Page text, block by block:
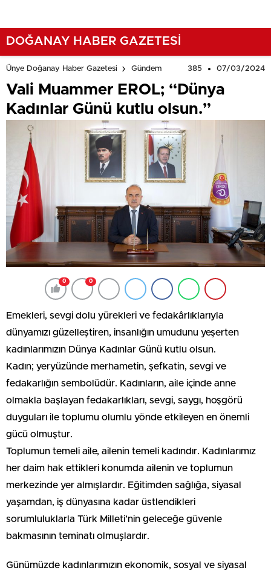
DOĞANAY HABER GAZETESİ
Ünye Doğanay Haber Gazetesi Gündem 385 07/03/2024
Vali Muammer EROL; “Dünya
Kadınlar Günü kutlu olsun.”
0 0
Emekleri, sevgi dolu yürekleri ve fedakârlıklarıyla
dünyamızı güzelleştiren, insanlığın umudunu yeşerten
kadınlarımızın Dünya Kadınlar Günü kutlu olsun.
Kadın; yeryüzünde merhametin, şefkatin, sevgi ve
fedakarlığın sembolüdür. Kadınların, aile içinde anne
olmakla başlayan fedakarlıkları, sevgi, saygı, hoşgörü
duyguları ile toplumu olumlu yönde etkileyen en önemli
gücü olmuştur.
Toplumun temeli aile, ailenin temeli kadındır. Kadınlarımız
her daim hak ettikleri konumda ailenin ve toplumun
merkezinde yer almışlardır. Eğitimden sağlığa, siyasal
yaşamdan, iş dünyasına kadar üstlendikleri
sorumluluklarla Türk Milleti’nin geleceğe güvenle
bakmasının teminatı olmuşlardır.
Günümüzde kadınlarımızın ekonomik, sosyal ve siyasal